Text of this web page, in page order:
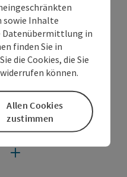
sowie Inhalte
Datenübermittlung in
finden Sie in
die Cookies, die Sie
können.
Allen Cookies
zustimmen